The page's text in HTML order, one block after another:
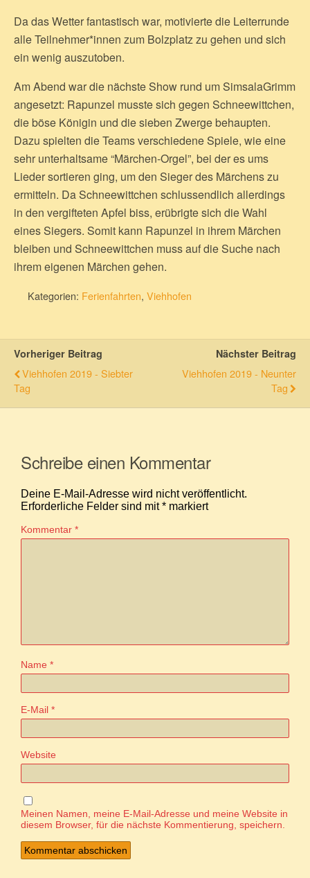
Da das Wetter fantastisch war, motivierte die Leiterrunde
alle Teilnehmer*innen zum Bolzplatz zu gehen und sich
ein wenig auszutoben.
Am Abend war die nächste Show rund um SimsalaGrimm
angesetzt: Rapunzel musste sich gegen Schneewittchen,
die böse Königin und die sieben Zwerge behaupten.
Dazu spielten die Teams verschiedene Spiele, wie eine
sehr unterhaltsame “Märchen-Orgel”, bei der es ums
Lieder sortieren ging, um den Sieger des Märchens zu
ermitteln. Da Schneewittchen schlussendlich allerdings
in den vergifteten Apfel biss, erübrigte sich die Wahl
eines Siegers. Somit kann Rapunzel in ihrem Märchen
bleiben und Schneewittchen muss auf die Suche nach
ihrem eigenen Märchen gehen.
Kategorien: Ferienfahrten, Viehhofen
Vorheriger Beitrag
Viehhofen 2019 - Siebter
Tag
Nächster Beitrag
Viehhofen 2019 - Neunter
Tag
Schreibe einen Kommentar
Deine E-Mail-Adresse wird nicht veröffentlicht.
Erforderliche Felder sind mit* markiert
Kommentar *
Name *
E-Mail *
Website
Meinen Namen, meine E-Mail-Adresse und meine Website in
diesem Browser, für die nächste Kommentierung, speichern.